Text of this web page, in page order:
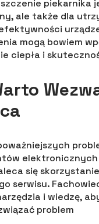
piekarnika
ale także dla
mogą bowiem
ciepła i
się
serwisu.
i wiedzę,
problem